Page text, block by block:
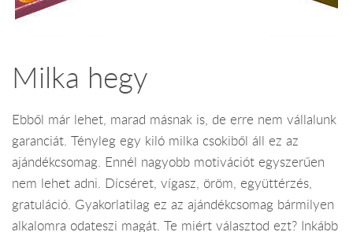
Milka hegy
Ebből már lehet, marad másnak is, de erre nem vállalunk
garanciát. Tényleg egy kiló milka csokiből áll ez az
ajándékcsomag. Ennél nagyobb motivációt egyszerűen
nem lehet adni. Dícséret, vígasz, öröm, együttérzés,
gratuláció. Gyakorlatilag ez az ajándékcsomag bármilyen
alkalomra odateszi magát. Te miért választod ezt? Inkább